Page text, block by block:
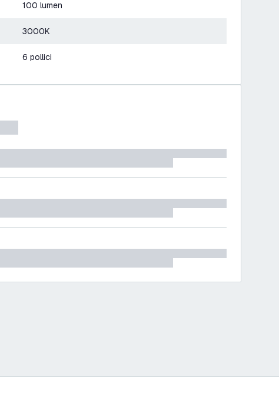
100 lumen
3000K
6 pollici